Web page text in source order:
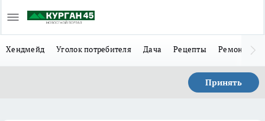
Хендмейд Уголок потребителя Дача Рецепты Ремонт
Принять